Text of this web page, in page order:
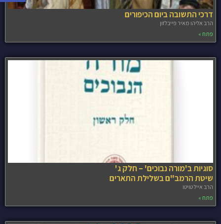
דרכי התשובה ביום הכיפורים
הרב אליהו מאיר פייבלזון
פתח »
סוגיות ב'מורה נבוכים' – חלק ג'
שיטת הרמב"ם בשלילת התארים
הרב אייל טויטו
פתח »